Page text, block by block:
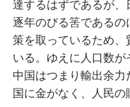
達するはずであるが、
逐年のびる筈である
策を取っているため、
いる。ゆえに人口数が
中国はつまり輸出余力
国に金がなく、人民の